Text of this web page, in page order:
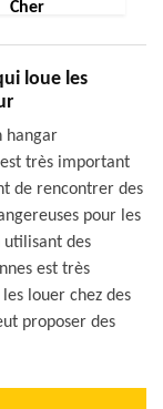
Cher
loue les
hangar
très important
de rencontrer des
pour les
des
est très
louer chez des
proposer des